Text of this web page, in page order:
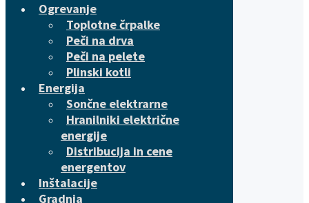
Ogrevanje
Toplotne črpalke
Peči na drva
Peči na pelete
Plinski kotli
Energija
Sončne elektrarne
Hranilniki električne
energije
Distribucija in cene
energentov
Inštalacije
Gradnja